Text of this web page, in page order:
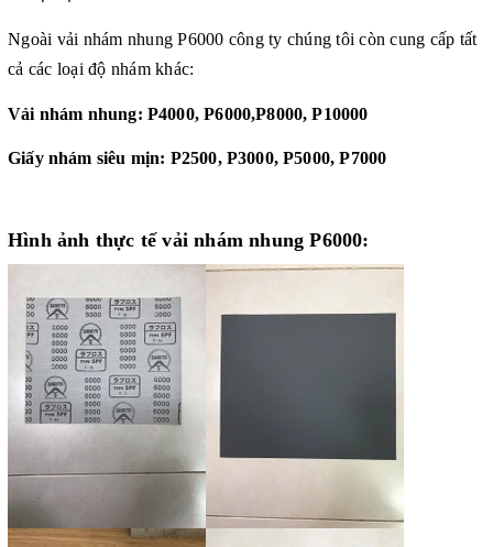
Ngoài vải nhám nhung P6000 công ty chúng tôi còn cung cấp tất
cả các loại độ nhám khác:
Vải nhám nhung: P4000, P6000,P8000, P10000
Giấy nhám siêu mịn: P2500, P3000, P5000, P7000
Hình ảnh thực tế vải nhám nhung P6000: